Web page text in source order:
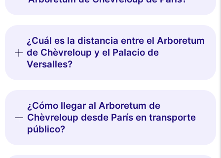
¿Cuál es la distancia entre el Arboretum
de Chèvreloup y el Palacio de
Versalles?
¿Cómo llegar al Arboretum de
Chèvreloup desde París en transporte
público?